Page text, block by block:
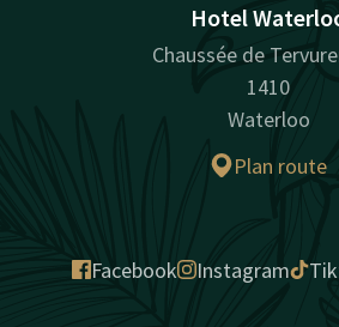
Hotel
Chaussée de
1410
Waterloo
Plan route
Facebook Instagram